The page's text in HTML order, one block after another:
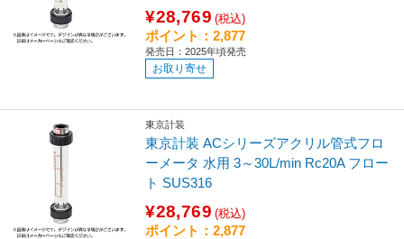
¥28,769 (税込)
ポイント：2,877
発売日：2025年頃発売
お取り寄せ
東京計装
東京計装 ACシリーズアクリル管式フロ
ーメータ 水用 3～30L/min Rc20A フロー
ト SUS316
¥28,769 (税込)
ポイント：2,877